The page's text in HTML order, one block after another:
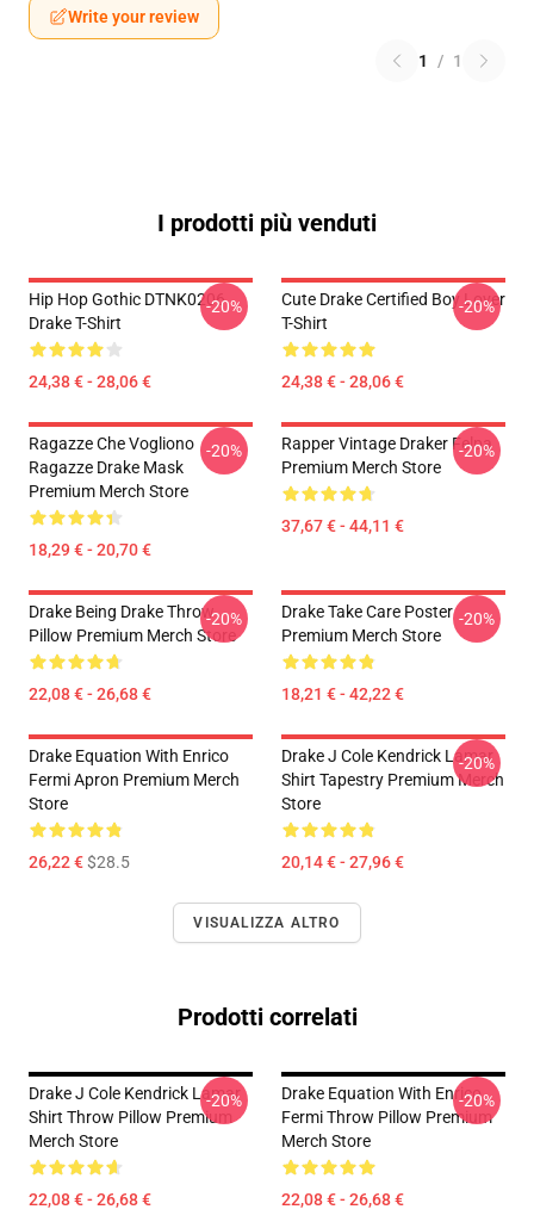
Write your review
1 / 1
I prodotti più venduti
Hip Hop Gothic DTNK0206
Drake T-Shirt
24,38 € - 28,06 €
-20%
Cute Drake Certified Boy Lover
T-Shirt
24,38 € - 28,06 €
-20%
Ragazze Che Vogliono
Ragazze Drake Mask
Premium Merch Store
18,29 € - 20,70 €
-20%
Rapper Vintage Draker Felpa
Premium Merch Store
37,67 € - 44,11 €
-20%
Drake Being Drake Throw
Pillow Premium Merch Store
22,08 € - 26,68 €
-20%
Drake Take Care Poster
Premium Merch Store
18,21 € - 42,22 €
-20%
Drake Equation With Enrico
Fermi Apron Premium Merch
Store
26,22 €$28.5
Drake J Cole Kendrick Lamar
Shirt Tapestry Premium Merch
Store
20,14 € - 27,96 €
-20%
VISUALIZZA ALTRO
Prodotti correlati
Drake J Cole Kendrick Lamar
Shirt Throw Pillow Premium
Merch Store
22,08 € - 26,68 €
-20%
Drake Equation With Enrico
Fermi Throw Pillow Premium
Merch Store
22,08 € - 26,68 €
-20%